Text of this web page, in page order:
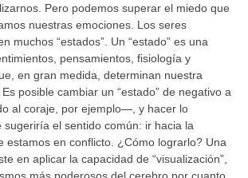
Pero podemos superar el miedo que
nuestras emociones. Los seres
muchos “estados”. Un “estado” es una
pensamientos, fisiología y
en gran medida, determinan nuestra
posible cambiar un “estado” de negativo a
al coraje, por ejemplo—, y hacer lo
sugeriría el sentido común: ir hacia la
estamos en conflicto. ¿Cómo lograrlo? Una
en aplicar la capacidad de “visualización”,
más poderosos del cerebro por cuanto